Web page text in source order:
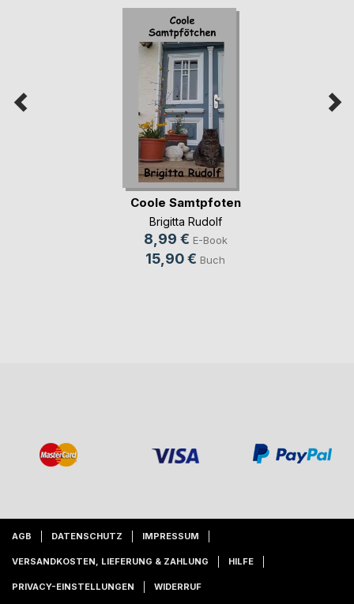
Coole Samtpfoten
Brigitta Rudolf
8,99 € E-Book
15,90 € Buch
AGB DATENSCHUTZ IMPRESSUM
VERSANDKOSTEN, LIEFERUNG & ZAHLUNG HILFE
PRIVACY-EINSTELLUNGEN WIDERRUF